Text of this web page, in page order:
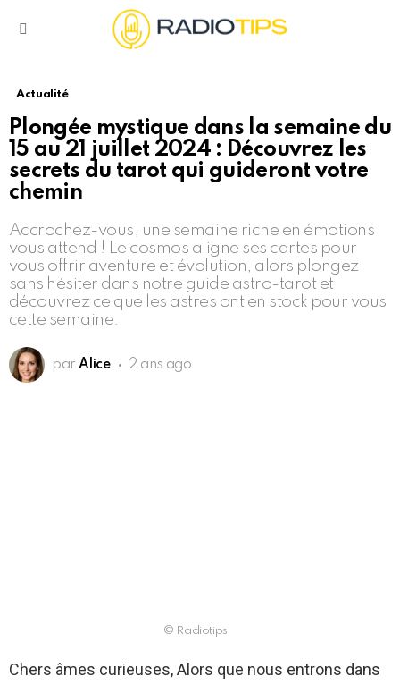
Actualité
Plongée mystique dans la semaine du
15 au 21 juillet 2024 : Découvrez les
secrets du tarot qui guideront votre
chemin
Accrochez-vous, une semaine riche en émotions
vous attend ! Le cosmos aligne ses cartes pour
vous offrir aventure et évolution, alors plongez
sans hésiter dans notre guide astro-tarot et
découvrez ce que les astres ont en stock pour vous
cette semaine.
par Alice 2 ans ago
© Radiotips
Chers âmes curieuses, Alors que nous entrons dans